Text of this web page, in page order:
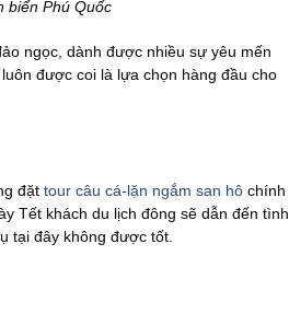
biển Phú Quốc
ngọc, dành được nhiều sự yêu mến
được coi là lựa chọn hàng đầu cho
đặt tour câu cá-lặn ngắm san hô chính
Tết khách du lịch đông sẽ dẫn đến tình
tại đây không được tốt.